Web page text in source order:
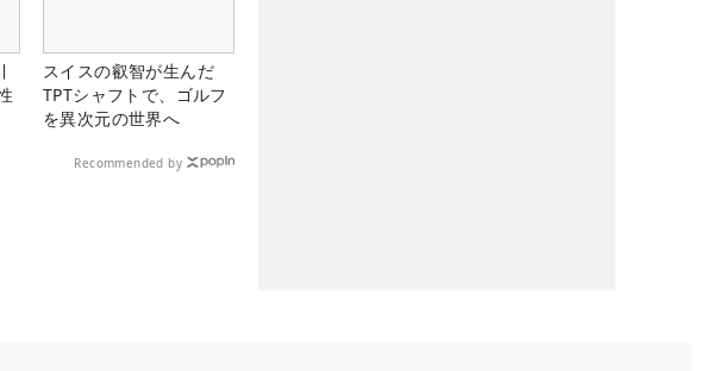
スイスの叡智が生んだ
TPTシャフトで、ゴルフ
を異次元の世界へ
Recommended by